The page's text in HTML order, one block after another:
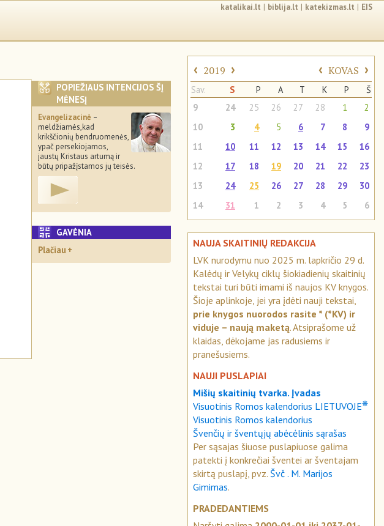
katalikai.lt | biblija.lt | katekizmas.lt | EIS
POPIEŽIAUS INTENCIJOS ŠĮ
MĖNESĮ
Evangelizacinė –
meldžiamės,kad
krikščionių bendruomenės,
ypač persekiojamos,
jaustų Kristaus artumą ir
būtų pripažįstamos jų teisės.
GAVĖNIA
Plačiau
‹ 2019 › ‹ KOVAS ›
Sav. S P A T K P
Š
9
24 25 26 27 28 1
2
10
3 4 5 6 7 8
9
11
10 11 12 13 14 15
16
12
17 18 19 20 21 22
23
13
24 25 26 27 28 29
30
14
31 1 2 3 4 5 6
NAUJA SKAITINIŲ REDAKCIJA
LVK nurodymu nuo 2025 m. lapkričio 29 d.
Kalėdų ir Velykų ciklų šiokiadienių skaitinių
tekstai turi būti imami iš naujos KV knygos.
Šioje aplinkoje, jei yra įdėti nauji tekstai,
prie knygos nuorodos rasite * (*KV) ir
viduje – naują maketą. Atsiprašome už
klaidas, dėkojame jas radusiems ir
pranešusiems.
NAUJI PUSLAPIAI
Mišių skaitinių tvarka. Įvadas
Visuotinis Romos kalendorius LIETUVOJE❋
Visuotinis Romos kalendorius
Švenčių ir šventųjų abėcėlinis sąrašas
Per sąsajas šiuose puslapiuose galima
patekti į konkrečiai šventei ar šventajam
skirtą puslapį, pvz. Švč . M. Marijos
Gimimas.
PRADEDANTIEMS